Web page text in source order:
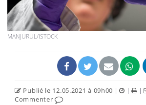
MANJURUL/ISTOCK
Publié le 12.05.2021 à 09h00 | | |
Commenter